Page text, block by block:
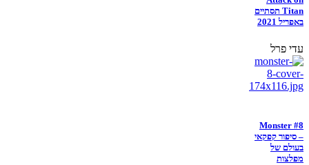
Titan תסתיים
באפריל 2021
עדי פרל
Monster #8
– סיפור קפקאי
בעולם של
מפלצות